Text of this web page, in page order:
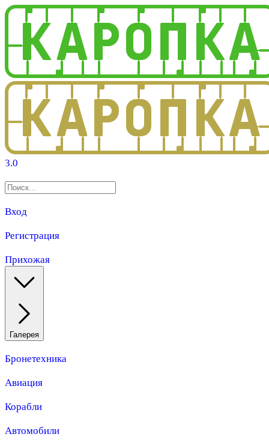
3.0
Вход
Регистрация
Прихожая
Галерея
Бронетехника
Авиация
Корабли
Автомобили